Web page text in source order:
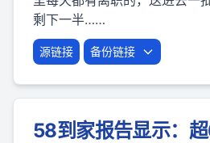
剩下一半……
源链接 备份链接
58到家报告显示：